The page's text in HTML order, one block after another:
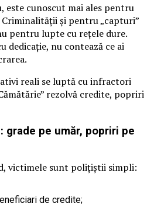
este cunoscut mai ales pentru
și pentru „capturi”
pentru lupte cu rețele dure.
dedicație, nu contează ce ai
reali se luptă cu infractori
rezolvă credite, popriri
pe umăr, popriri pe
victimele sunt polițiștii simpli:
de credite;